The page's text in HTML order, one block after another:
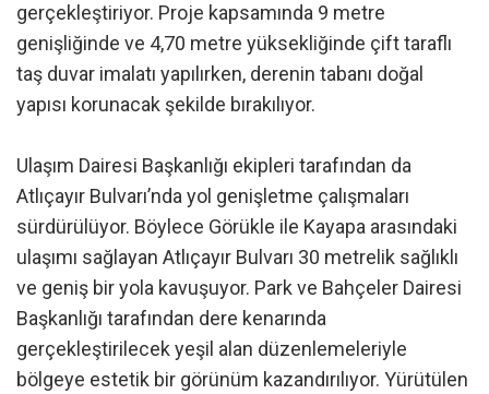
gerçekleştiriyor. Proje kapsamında 9 metre
genişliğinde ve 4,70 metre yüksekliğinde çift taraflı
taş duvar imalatı yapılırken, derenin tabanı doğal
yapısı korunacak şekilde bırakılıyor.
Ulaşım Dairesi Başkanlığı ekipleri tarafından da
Atlıçayır Bulvarı’nda yol genişletme çalışmaları
sürdürülüyor. Böylece Görükle ile Kayapa arasındaki
ulaşımı sağlayan Atlıçayır Bulvarı 30 metrelik sağlıklı
ve geniş bir yola kavuşuyor. Park ve Bahçeler Dairesi
Başkanlığı tarafından dere kenarında
gerçekleştirilecek yeşil alan düzenlemeleriyle
bölgeye estetik bir görünüm kazandırılıyor. Yürütülen